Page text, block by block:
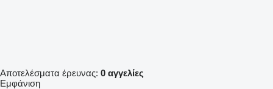
Αποτελέσματα έρευνας: 0 αγγελίες
Εμφάνιση